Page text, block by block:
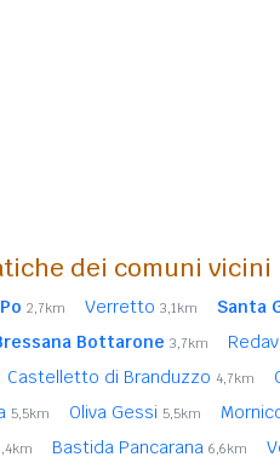
dei comuni vicini
2,7km Verretto 3,1km Santa
Bottarone 3,7km
Castelletto di Branduzzo 4,7km
5,5km Oliva Gessi 5,5km
Bastida Pancarana 6,6km